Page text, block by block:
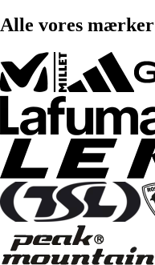
Alle vores mærker